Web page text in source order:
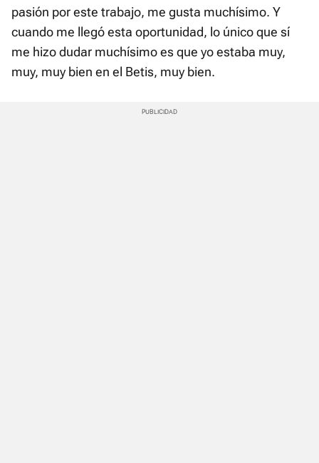
pasión por este trabajo, me gusta muchísimo. Y
cuando me llegó esta oportunidad, lo único que sí
me hizo dudar muchísimo es que yo estaba muy,
muy, muy bien en el Betis, muy bien.